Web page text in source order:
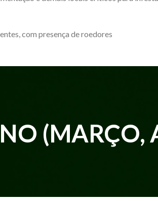
com presença de roedores
(MARÇO,